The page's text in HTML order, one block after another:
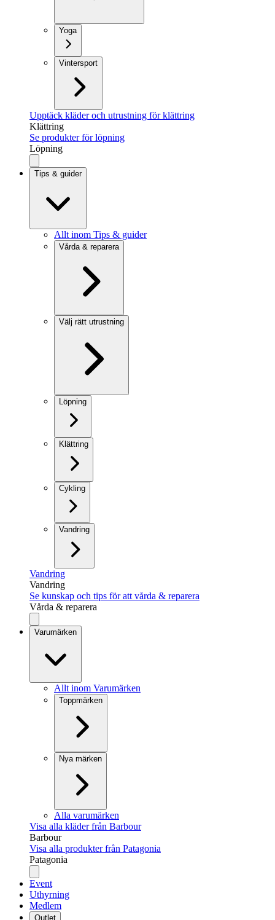
Yoga
Vintersport
Upptäck kläder och utrustning för klättring
Klättring
Se produkter för löpning
Löpning
Tips & guider
Allt inom Tips & guider
Vårda & reparera
Välj rätt utrustning
Löpning
Klättring
Cykling
Vandring
Vandring
Vandring
Se kunskap och tips för att vårda & reparera
Vårda & reparera
Varumärken
Allt inom Varumärken
Toppmärken
Nya märken
Alla varumärken
Visa alla kläder från Barbour
Barbour
Visa alla produkter från Patagonia
Patagonia
Event
Uthyrning
Medlem
Outlet